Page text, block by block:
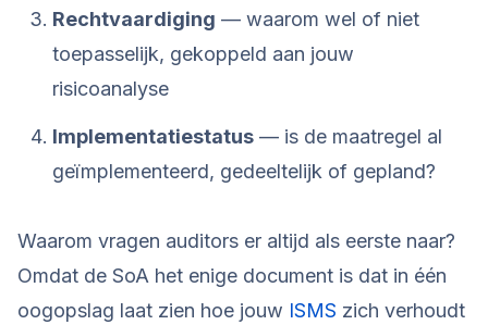
Rechtvaardiging — waarom wel of niet
toepasselijk, gekoppeld aan jouw
risicoanalyse
Implementatiestatus — is de maatregel al
geïmplementeerd, gedeeltelijk of gepland?
Waarom vragen auditors er altijd als eerste naar?
Omdat de SoA het enige document is dat in één
oogopslag laat zien hoe jouw ISMS zich verhoudt